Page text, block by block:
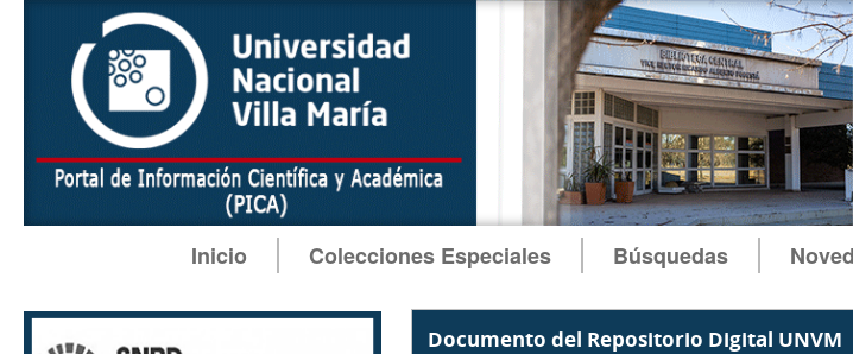
Inicio Colecciones Especiales Búsquedas
Documento del Repositorio Digital UNVM